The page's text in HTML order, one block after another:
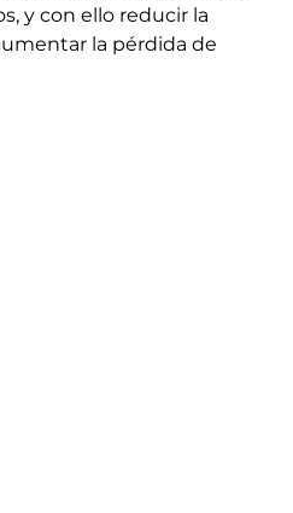
y con ello reducir la
la pérdida de